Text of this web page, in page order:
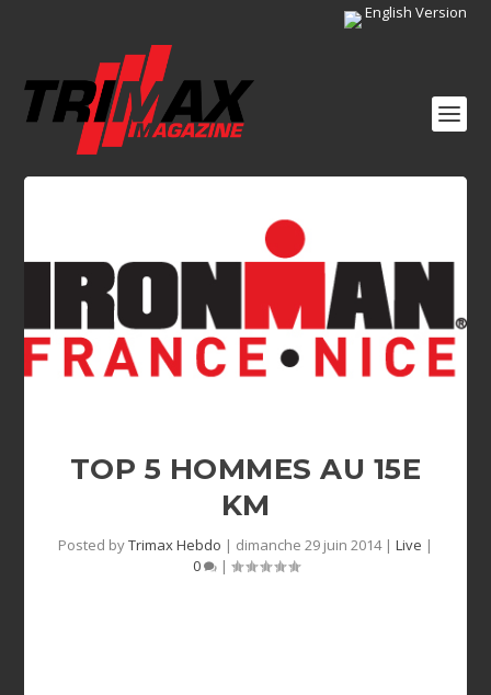
English Version
TOP 5 HOMMES AU 15E
KM
Posted byTrimax Hebdo | dimanche 29 juin 2014| Live |
0
|